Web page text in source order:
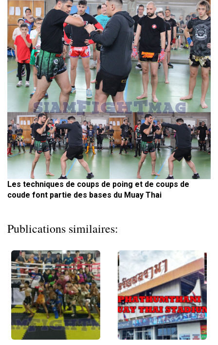
Les techniques de coups de poing et de coups de
coude font partie des bases du Muay Thai
Publications similaires: